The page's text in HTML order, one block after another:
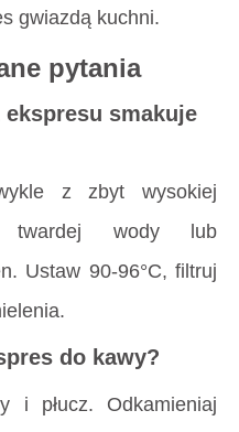
gwiazdą kuchni.
pytania
ekspresu smakuje
z zbyt wysokiej
twardej wody lub
Ustaw 90-96°C, filtruj
do kawy?
i płucz. Odkamieniaj